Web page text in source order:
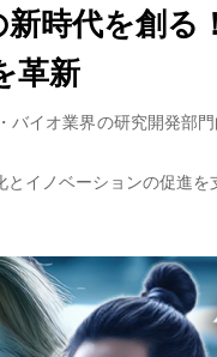
時代を創る！
革新
イオ業界の研究開発部
イノベーションの促進を